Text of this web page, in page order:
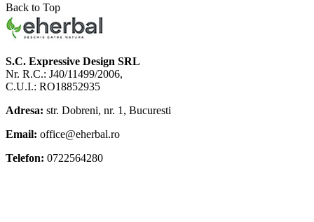
Back to Top
S.C. Expressive Design SRL
Nr. R.C.: J40/11499/2006,
C.U.I.: RO18852935
Adresa: str. Dobreni, nr. 1, Bucuresti
Email: office@eherbal.ro
Telefon: 0722564280